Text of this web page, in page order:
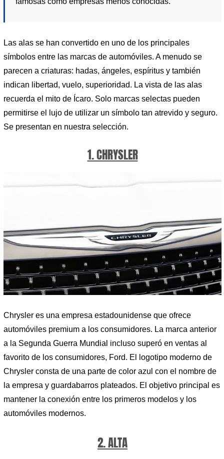
Las alas se han convertido en uno de los principales
símbolos entre las marcas de automóviles. A menudo se
parecen a criaturas: hadas, ángeles, espíritus y también
indican libertad, vuelo, superioridad. La vista de las alas
recuerda el mito de Ícaro. Solo marcas selectas pueden
permitirse el lujo de utilizar un símbolo tan atrevido y seguro.
Se presentan en nuestra selección.
1. CHRYSLER
Chrysler es una empresa estadounidense que ofrece
automóviles premium a los consumidores. La marca anterior
a la Segunda Guerra Mundial incluso superó en ventas al
favorito de los consumidores, Ford. El logotipo moderno de
Chrysler consta de una parte de color azul con el nombre de
la empresa y guardabarros plateados. El objetivo principal es
mantener la conexión entre los primeros modelos y los
automóviles modernos.
2. ALTA